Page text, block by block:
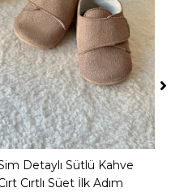
Sepete Ekle
Detaylı Sütlü Kahve
Cırtlı Süet İlk Adım